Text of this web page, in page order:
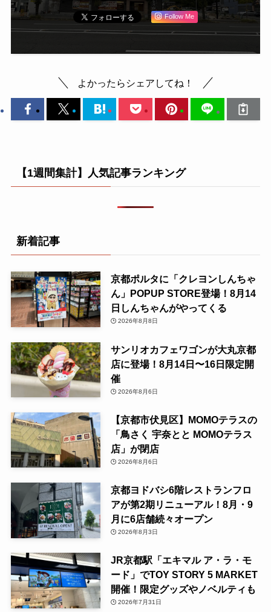
Follow Me
よかったらシェアしてね！
【1週間集計】人気記事ランキング
新着記事
京都ポルタに「クレヨンしんちゃ
ん」POPUP STORE登場！8月14
日しんちゃんがやってくる
2026年8月8日
サンリオカフェワゴンが大丸京都
店に登場！8月14日〜16日限定開
催
2026年8月6日
【京都市伏見区】MOMOテラスの
「鳥さく 宇奈とと MOMOテラス
店」が閉店
2026年8月6日
京都ヨドバシ6階レストランフロ
アが第2期リニューアル！8月・9
月に6店舗続々オープン
2026年8月3日
JR京都駅「エキマル ア・ラ・モ
ード」でTOY STORY 5 MARKET
開催！限定グッズやノベルティも
2026年7月31日